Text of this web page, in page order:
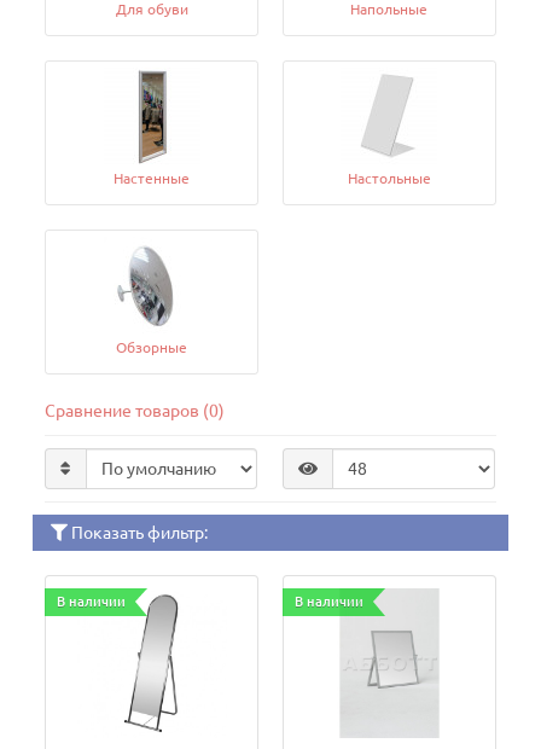
Для обуви Напольные
Настенные Настольные
Обзорные
Сравнение товаров (0)
Показать фильтр:
В наличии В наличии